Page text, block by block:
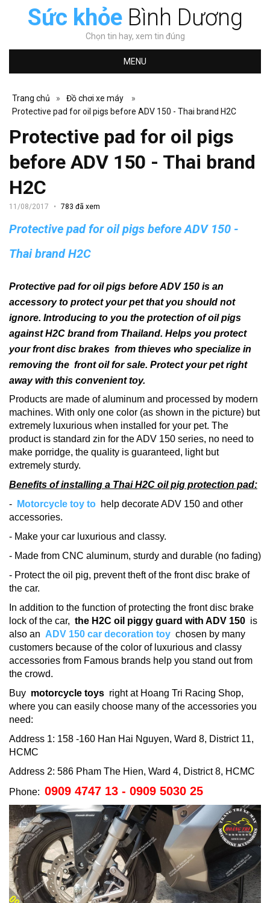
Sức khỏeBình Dương
Chọn tin hay, xem tin đúng
MENU
Trang chủ » Đồ chơi xe máy
»
Protective pad for oil pigs before ADV 150 - Thai brand H2C
Protective pad for oil pigs
before ADV 150 - Thai brand
H2C
11/08/2017 783 đã xem
Protective pad for oil pigs before ADV 150 -
Thai brand H2C
Protective pad for oil pigs before ADV 150 is an
accessory to protect your pet that you should not
ignore. Introducing to you the protection of oil pigs
against H2C brand from Thailand. Helps you protect
yourfront disc brakes from thieves who specialize in
removing the front oil for sale. Protect your pet right
away with this convenient toy.
Products are made of aluminum and processed by modern
machines. With only one color (as shown in the picture) but
extremely luxurious when installed for your pet. The
product is standard zin for the ADV 150 series, no need to
make porridge, the quality is guaranteed, light but
extremely sturdy.
Benefits of installing a Thai H2C oil pig protection pad:
-
Motorcycle toy to help decorate ADV 150 and other
accessories.
- Make your car luxurious and classy.
- Made from CNC aluminum, sturdy and durable (no fading)
- Protect the oil pig, prevent theft of the front disc brake of
the car.
In addition to the function of protecting the front disc brake
lock of the car, the H2C oil piggy guard with ADV 150 is
also an ADV 150 car decoration toy chosen by many
customers because of the color of luxurious and classy
accessories from Famous brands help you stand out from
the crowd.
Buy motorcycle toys right at Hoang Tri Racing Shop,
where you can easily choose many of the accessories you
need:
Address 1: 158 -160 Han Hai Nguyen, Ward 8, District 11,
HCMC
Address 2: 586 Pham The Hien, Ward 4, District 8, HCMC
Phone: 0909 4747 13 - 0909 5030 25